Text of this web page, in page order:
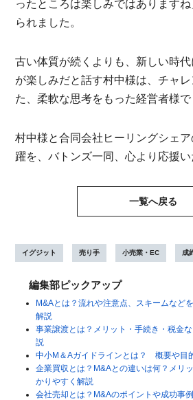
ったところは楽しみではあります
られました。
古い体質が続くよりも、新しい時
が楽しみだと話す村中様は、チャ
た、柔軟な思考をもった経営者様で
村中様と合同会社ヒーリングシェ
躍を、バトンズ一同、心より応援い
一覧へ戻る
イグジット 売り手 小売業・EC 成
編集部ピックアップ
M&Aとは？流れや注意点、スキームなど
解説
事業譲渡とは？メリット・手続き・税金
説
中小M＆Aガイドラインとは？ 概要や目
企業買収とは？M&Aとの違いは何？メリ
かりやすく解説
会社売却とは？M&Aのポイントや成功事